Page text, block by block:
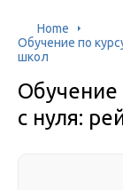
Home
Обучение по
школ
Обучение
с нуля: